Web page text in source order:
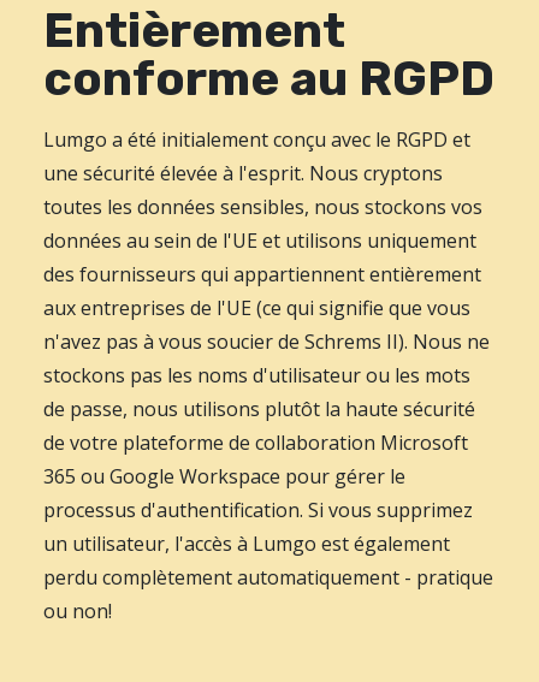
Entièrement
conforme au RGPD
Lumgo a été initialement conçu avec le RGPD et
une sécurité élevée à l'esprit. Nous cryptons
toutes les données sensibles, nous stockons vos
données au sein de l'UE et utilisons uniquement
des fournisseurs qui appartiennent entièrement
aux entreprises de l'UE (ce qui signifie que vous
n'avez pas à vous soucier de Schrems II). Nous ne
stockons pas les noms d'utilisateur ou les mots
de passe, nous utilisons plutôt la haute sécurité
de votre plateforme de collaboration Microsoft
365 ou Google Workspace pour gérer le
processus d'authentification. Si vous supprimez
un utilisateur, l'accès à Lumgo est également
perdu complètement automatiquement - pratique
ou non!